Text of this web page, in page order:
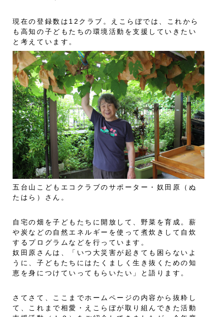
現在の登録数は12クラブ。えこらぼでは、これから
も高知の子どもたちの環境活動を支援していきたい
と考えています。
五台山こどもエコクラブのサポーター・奴田原（ぬ
たはら）さん。
自宅の畑を子どもたちに開放して、野菜を育成。薪
や炭などの自然エネルギーを使って煮炊きして自炊
するプログラムなどを行っています。
奴田原さんは、「いつ大災害が起きても困らないよ
うに、子どもたちにはたくましく生き抜くための知
恵を身につけていってもらいたい」と語ります。
さてさて、ここまでホームページの内容から抜粋し
て、これまで相愛・えこらぼが取り組んできた活動